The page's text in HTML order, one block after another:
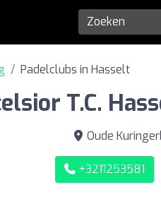
Padelclubs in Hasselt
T.C.
Oude
+3211253581